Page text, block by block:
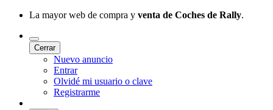
La mayor web de compra y venta de Coches de Rally.
Cerrar
Nuevo anuncio
Entrar
Olvidé mi usuario o clave
Registrarme